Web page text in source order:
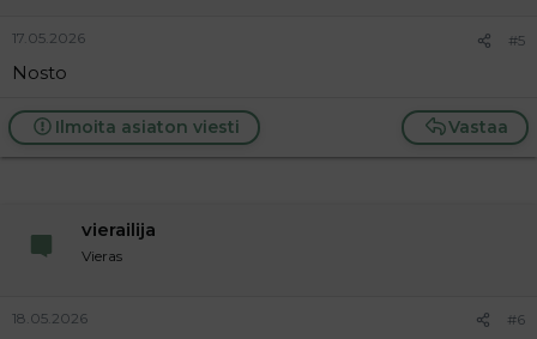
17.05.2026 #5
Nosto
Vastaa
Ilmoita asiaton viesti
vierailija
Vieras
18.05.2026 #6